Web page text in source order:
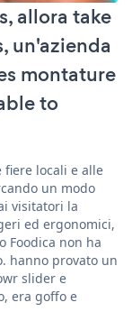
allora take
un'azienda
montature
to
locali e alle
un modo
visitatori la
ed ergonomici,
Foodica non ha
hanno provato un
slider e
era goffo e